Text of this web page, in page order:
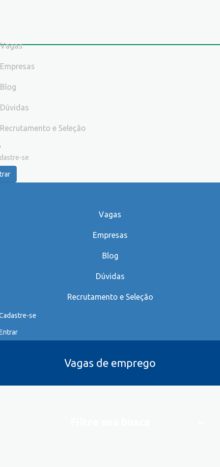
Vagas
Empresas
Blog
Dúvidas
Recrutamento e Seleção
se
Vagas
Empresas
Blog
Dúvidas
Recrutamento e Seleção
se
Vagas de emprego